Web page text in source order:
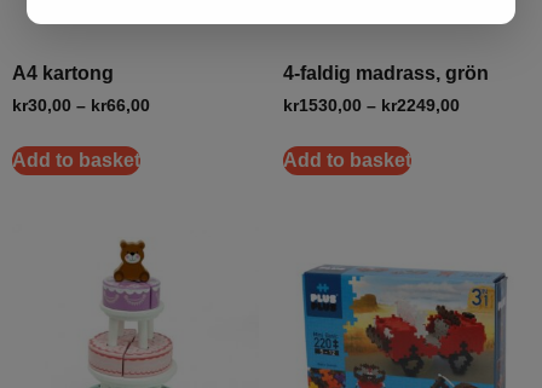
A4 kartong
kr30,00 – kr66,00
Add to basket
4-faldig madrass, grön
kr1530,00 – kr2249,00
Add to basket